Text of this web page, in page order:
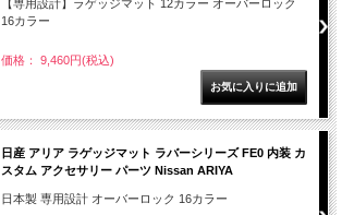
【専用設計】ラゲッジマット 12カラー オーバーロック
16カラー
価格： 9,460円(税込)
日産 アリア ラゲッジマット ラバーシリーズ FE0 内装 カ
スタム アクセサリー パーツ Nissan ARIYA
日本製 専用設計 オーバーロック 16カラー